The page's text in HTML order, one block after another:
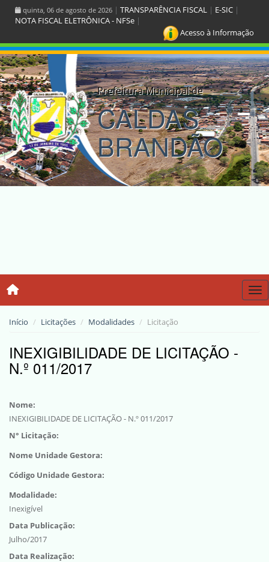
quinta, 06 de agosto de 2026 | TRANSPARÊNCIA FISCAL | E-SIC |
NOTA FISCAL ELETRÔNICA - NFSe |
Acesso à Informação
Prefeitura Municipal de
CALDAS
BRANDÃO
Início Licitações Modalidades Licitação
INEXIGIBILIDADE DE LICITAÇÃO -
N.º 011/2017
Nome:
INEXIGIBILIDADE DE LICITAÇÃO - N.º 011/2017
N° Licitação:
Nome Unidade Gestora:
Código Unidade Gestora:
Modalidade:
Inexigível
Data Publicação:
Julho/2017
Data Realização: